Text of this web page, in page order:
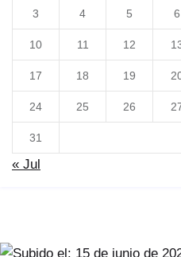
3 4 5 6
10 11 12
17 18 19
24 25 26
31
« Jul